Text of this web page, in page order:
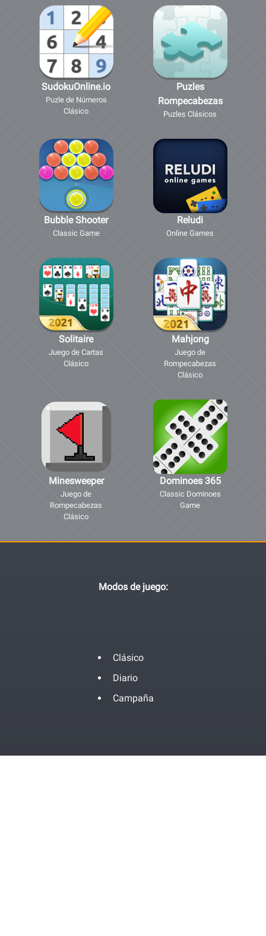
SudokuOnline.io
Puzle de Números
Clásico
Puzles
Rompecabezas
Puzles Clásicos
Bubble Shooter
Classic Game
Reludi
Online Games
Solitaire
Juego de Cartas
Clásico
Mahjong
Juego de
Rompecabezas
Clásico
Minesweeper
Juego de
Rompecabezas
Clásico
Dominoes 365
Classic Dominoes
Game
Modos de juego:
Clásico
Diario
Campaña